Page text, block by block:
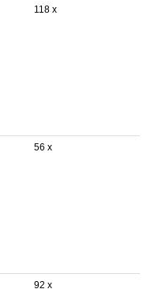
118 x
56 x
92 x